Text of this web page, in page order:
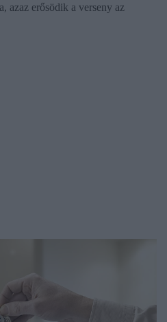
azaz erősödik a verseny az